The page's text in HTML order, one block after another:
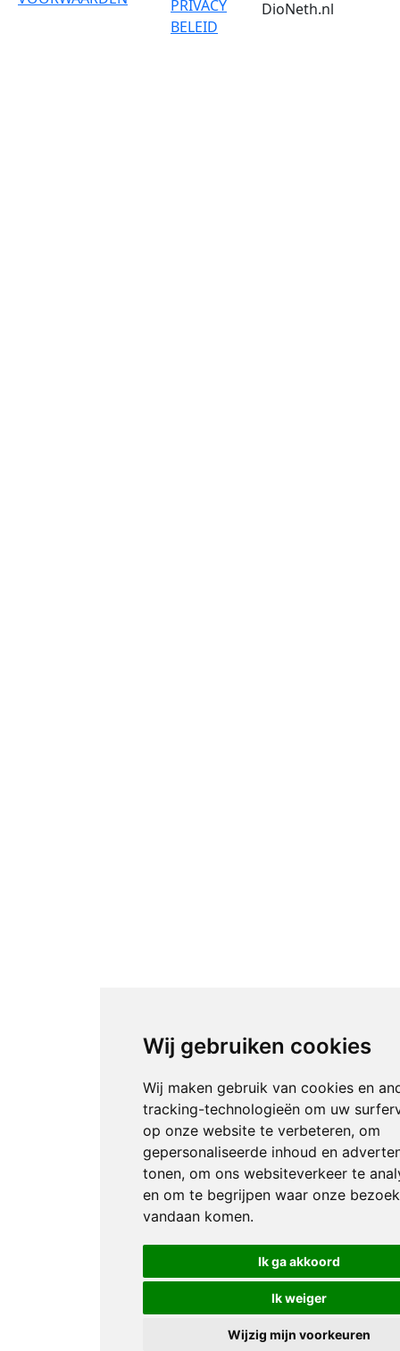
Wij gebruiken cookies
Wij maken gebruik van cookies en
tracking-technologieën om uw
op onze website te verbeteren, om
gepersonaliseerde inhoud en
tonen, om ons websiteverkeer te
en om te begrijpen waar onze
vandaan komen.
Ik ga akkoord
Ik weiger
Wijzig mijn voorkeuren
PRIVACY
BELEID
DioNeth.nl